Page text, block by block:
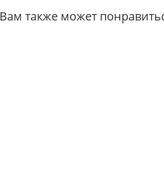
Вам также может